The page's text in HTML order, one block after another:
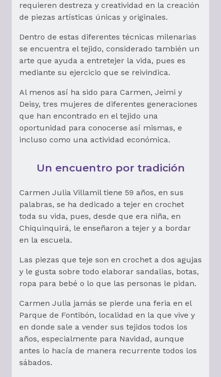
requieren destreza y creatividad en la creación
de piezas artísticas únicas y originales.
Dentro de estas diferentes técnicas milenarias
se encuentra el tejido, considerado también un
arte que ayuda a entretejer la vida, pues es
mediante su ejercicio que se reivindica.
Al menos así ha sido para Carmen, Jeimi y
Deisy, tres mujeres de diferentes generaciones
que han encontrado en el tejido una
oportunidad para conocerse así mismas, e
incluso como una actividad económica.
Un encuentro por tradición
Carmen Julia Villamil tiene 59 años, en sus
palabras, se ha dedicado a tejer en crochet
toda su vida, pues, desde que era niña, en
Chiquinquirá, le enseñaron a tejer y a bordar
en la escuela.
Las piezas que teje son en crochet a dos agujas
y le gusta sobre todo elaborar sandalias, botas,
ropa para bebé o lo que las personas le pidan.
Carmen Julia jamás se pierde una feria en el
Parque de Fontibón, localidad en la que vive y
en donde sale a vender sus tejidos todos los
años, especialmente para Navidad, aunque
antes lo hacía de manera recurrente todos los
sábados.